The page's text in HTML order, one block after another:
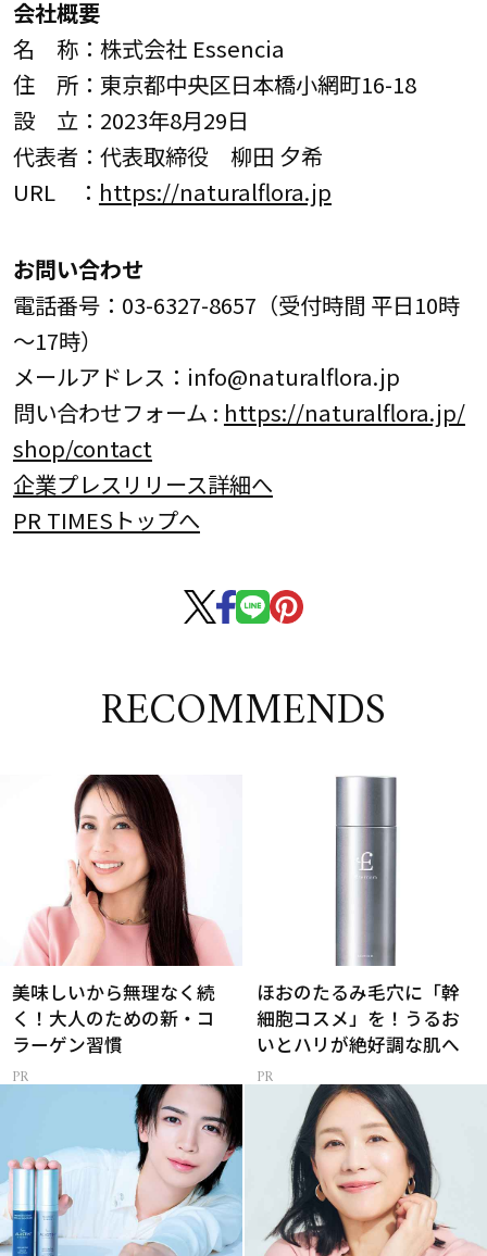
会社概要
名 称：株式会社 Essencia
住 所：東京都中央区日本橋小網町16-18
設 立：2023年8月29日
代表者：代表取締役 柳田 夕希
URL ： https://naturalflora.jp
お問い合わせ
電話番号：03-6327-8657（受付時間 平日10時
～17時）
メールアドレス：info@naturalflora.jp
問い合わせフォーム : https://naturalflora.jp/
shop/contact
企業プレスリリース詳細へ
PR TIMESトップへ
RECOMMENDS
美味しいから無理なく続
く！大人のための新・コ
ラーゲン習慣
ほおのたるみ毛穴に「幹
細胞コスメ」を！うるお
いとハリが絶好調な肌へ